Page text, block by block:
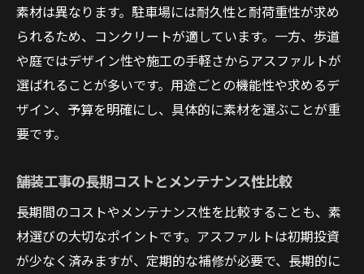
素材は異なります。駐車場には耐久性と耐荷重性が求め
られるため、コンクリートが適しています。一方、歩道
や庭ではデザイン性や施工の手軽さからアスファルトが
選ばれることが多いです。用途ごとの機能性や求めるデ
ザイン、予算を明確にし、具体的に素材を選ぶことが重
要です。
舗装工事の長期コストとメンテナンス性比較
長期間のコストやメンテナンス性を比較することも、素
材選びの大切なポイントです。アスファルトは初期投資
が少なく済みますが、定期的な補修が必要で、長期的に